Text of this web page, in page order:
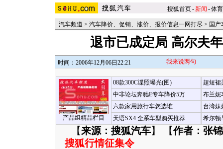
搜狐首页-新闻 -体育
汽车频道 > 汽车降价、促销、涨价、报价信息一网打尽 > 国产
退市已成定局 高尔夫
时间：2006年12月06日22:21 我来说两句
产品组精品栏目
08款300C谍照曝光(图)
中非论坛奔驰E专车降价5万
六款家用旅行车您选谁
天语SX4 全系车型购买推荐
超短裙
布兰妮
台湾妹
希尔顿
【来源：搜狐汽车】 【作者：张锦
搜狐行情征集令